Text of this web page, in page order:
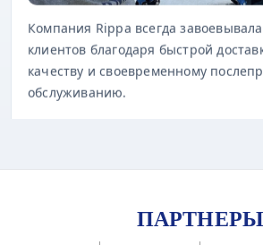
клиентов благодаря быстрой
качеству и своевременному
обслуживанию.
ПАРТНЕРЫ